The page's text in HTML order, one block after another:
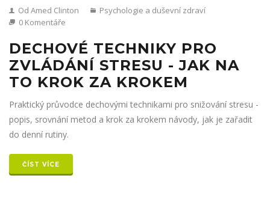
Od Amed Clinton
Psychologie a duševní zdraví
0 Komentáře
DECHOVÉ TECHNIKY PRO
ZVLÁDÁNÍ STRESU - JAK NA
TO KROK ZA KROKEM
Praktický průvodce dechovými technikami pro snižování stresu -
popis, srovnání metod a krok za krokem návody, jak je zařadit
do denní rutiny.
ČÍST VÍCE